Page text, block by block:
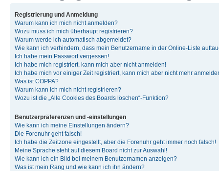
Registrierung und Anmeldung
Warum kann ich mich nicht anmelden?
Wozu muss ich mich überhaupt registrieren?
Warum werde ich automatisch abgemeldet?
Wie kann ich verhindern, dass mein Benutzername in der Online-Liste
Ich habe mein Passwort vergessen!
Ich habe mich registriert, kann mich aber nicht anmelden!
Ich habe mich vor einiger Zeit registriert, kann mich aber nicht mehr
Was ist COPPA?
Warum kann ich mich nicht registrieren?
Wozu ist die „Alle Cookies des Boards löschen“-Funktion?
Benutzerpräferenzen und -einstellungen
Wie kann ich meine Einstellungen ändern?
Die Forenuhr geht falsch!
Ich habe die Zeitzone eingestellt, aber die Forenuhr geht immer noch falsch!
Meine Sprache steht auf diesem Board nicht zur Auswahl!
Wie kann ich ein Bild bei meinem Benutzernamen anzeigen?
Was ist mein Rang und wie kann ich ihn ändern?